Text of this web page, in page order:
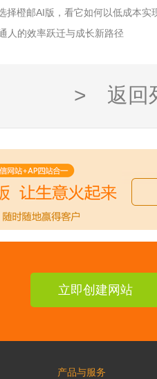
择橙邮AI版，看它如何以低成本实
人的效率跃迁与成长新路径
> 返回
立即创建网站
产品与服务